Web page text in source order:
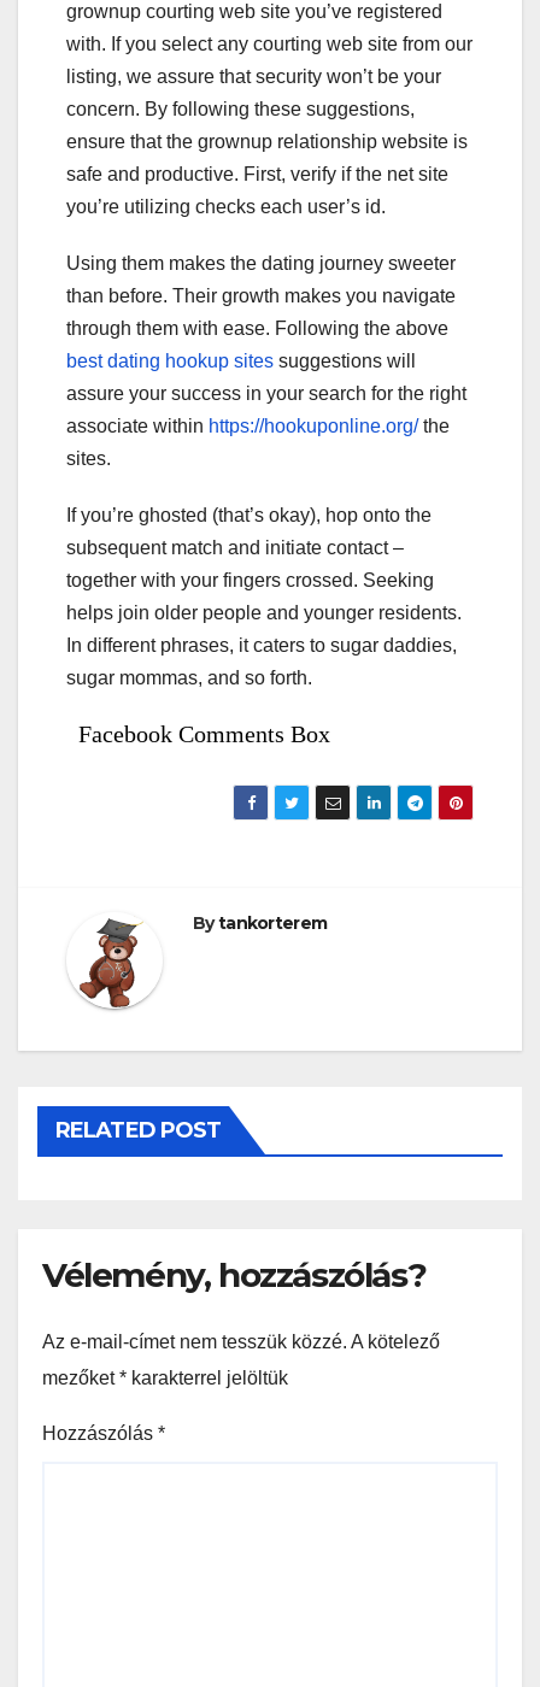
grownup courting web site you’ve registered
with. If you select any courting web site from our
listing, we assure that security won’t be your
concern. By following these suggestions,
ensure that the grownup relationship website is
safe and productive. First, verify if the net site
you’re utilizing checks each user’s id.
Using them makes the dating journey sweeter
than before. Their growth makes you navigate
through them with ease. Following the above
best dating hookup sites suggestions will
assure your success in your search for the right
associate within https://hookuponline.org/the
sites.
If you’re ghosted (that’s okay), hop onto the
subsequent match and initiate contact –
together with your fingers crossed. Seeking
helps join older people and younger residents.
In different phrases, it caters to sugar daddies,
sugar mommas, and so forth.
Facebook Comments Box
Bytankorterem
RELATED POST
Vélemény, hozzászólás?
Az e-mail-címet nem tesszük közzé. A kötelező
mezőket* karakterrel jelöltük
Hozzászólás *